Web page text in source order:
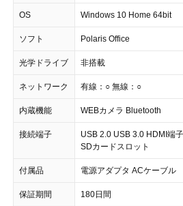
OS Windows 10 Home 64bit
ソフト Polaris Office
光学ドライブ 非搭載
ネットワーク 有線：○ 無線：○
内蔵機能 WEBカメラ Bluetooth
接続端子
USB 2.0 USB 3.0 HDMI端
SDカードスロット
付属品 電源アダプタ ACケーブル
保証期間 180日間